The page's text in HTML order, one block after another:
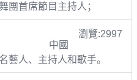
團首席節目主持人；
瀏覽:2997
中國
藝人、主持人和歌手。